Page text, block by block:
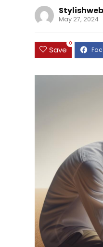
Stylishweb
May 27, 2024
Save
0